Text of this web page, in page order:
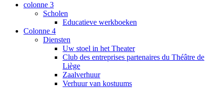
colonne 3
Scholen
Educatieve werkboeken
Colonne 4
Diensten
Uw stoel in het Theater
Club des entreprises partenaires du Théâtre de
Liège
Zaalverhuur
Verhuur van kostuums